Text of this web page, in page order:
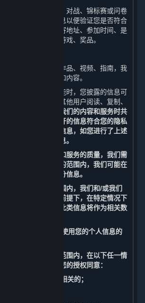
活动时（包括比赛、对战、锦标赛或问卷
和使用您的相关信息以便验证您是否符合
奖品派送，例如邮寄地址、参加时间、是
过期、获奖时间、游戏、奖品。
文件、截图、美术作品、视频、指南，我
上传、发布的信息和内容。
功能、内容上传功能时，您披露的信息可
这些信息可能会被其他用户阅读、复制、
谨慎考虑是否在使用我们的内容和服务时共
信息，以确保您公开的信息符合您的隐私
布或分享任何个人信息，如您进行了上述
全保护您的个人信息。
体验以及提高内容和服务的质量，我们需
为此，在法律允许的范围内，我们可能在
的合作伙伴收集部分信息。
，在法律允许的范围内，我们和/或我们
不识别个人身份的前提下，在特定情况下
使用部分信息，且此类信息将作为相关数
的授权同意而收集和使用您的个人信息的
我们在法律允许的范围内，在以下任一情
个人信息无需征得您的授权同意：
律法规规定的义务相关的；